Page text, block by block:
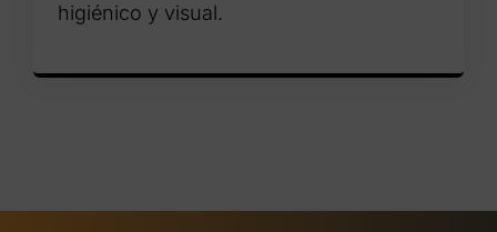
higiénico y visual.